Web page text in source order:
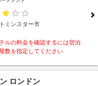
ミンスター市
ルの料金を確認するには宿泊
数を指定してください
ロンドン